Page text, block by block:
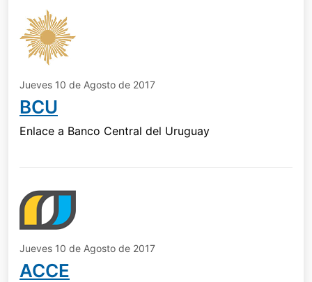
Jueves 10 de Agosto de 2017
BCU
Enlace a Banco Central del Uruguay
Jueves 10 de Agosto de 2017
ACCE